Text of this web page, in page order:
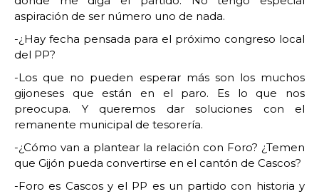
aspiración de ser número uno de nada.
-¿Hay fecha pensada para el próximo congreso local
del PP?
-Los que no pueden esperar más son los muchos
gijoneses que están en el paro. Es lo que nos
preocupa. Y queremos dar soluciones con el
remanente municipal de tesorería.
-¿Cómo van a plantear la relación con Foro? ¿Temen
que Gijón pueda convertirse en el cantón de Cascos?
-Foro es Cascos y el PP es un partido con historia y